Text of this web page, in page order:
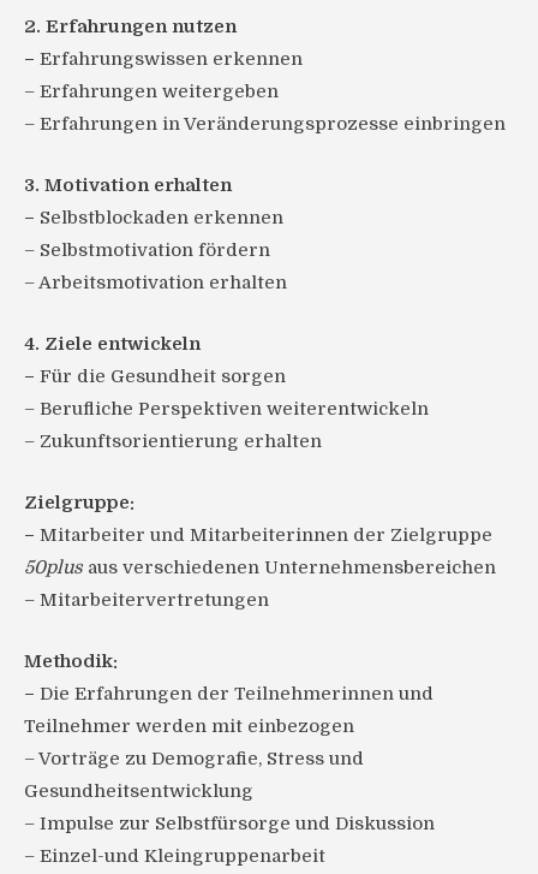
2. Erfahrungen nutzen
– Erfahrungswissen erkennen
– Erfahrungen weitergeben
– Erfahrungen in Veränderungsprozesse einbringen
3. Motivation erhalten
– Selbstblockaden erkennen
– Selbstmotivation fördern
– Arbeitsmotivation erhalten
4. Ziele entwickeln
– Für die Gesundheit sorgen
– Berufliche Perspektiven weiterentwickeln
– Zukunftsorientierung erhalten
Zielgruppe:
– Mitarbeiter und Mitarbeiterinnen der Zielgruppe
50plus aus verschiedenen Unternehmensbereichen
– Mitarbeitervertretungen
Methodik:
– Die Erfahrungen der Teilnehmerinnen und
Teilnehmer werden mit einbezogen
– Vorträge zu Demografie, Stress und
Gesundheitsentwicklung
– Impulse zur Selbstfürsorge und Diskussion
– Einzel-und Kleingruppenarbeit